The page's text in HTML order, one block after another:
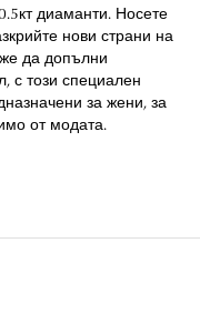
диаманти. Носете
нови страни на
да допълни
с този специален
за жени, за
от модата.